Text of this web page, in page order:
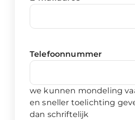
Telefoonnummer
we kunnen mondeling
en sneller toelichting
dan schriftelijk